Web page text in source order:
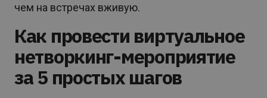
чем на встречах вживую.
Как провести виртуальное
нетворкинг-мероприятие
за 5 простых шагов